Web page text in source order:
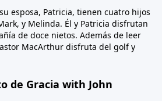
esposa, Patricia, tienen cuatro hijos
y Melinda. Él y Patricia disfrutan
de doce nietos. Además de leer
MacArthur disfruta del golf y
de Gracia with John